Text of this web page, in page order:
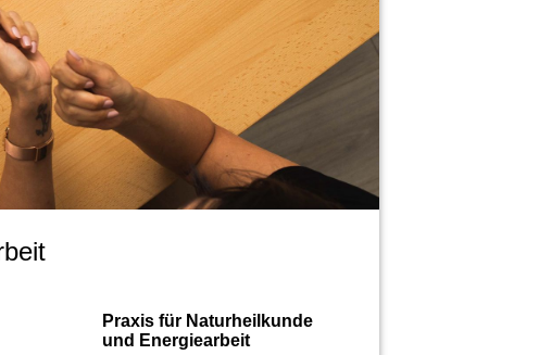
Praxis für Naturheilkunde
und Energiearbeit